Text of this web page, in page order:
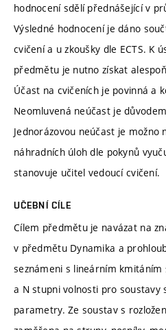
hodnocení sdělí přednášející v
Výsledné hodnocení je dáno
cvičení a u zkoušky dle ECTS. K
předmětu je nutno získat
Účast na cvičeních je povinná a
Neomluvená neúčast je
Jednorázovou neúčast je možno
náhradních úloh dle pokynů
stanovuje učitel vedoucí cvičení.
UČEBNÍ CÍLE
Cílem předmětu je navázat na
v předmětu Dynamika a
seznámeni s lineárním kmitáním
a N stupni volnosti pro soustavy
parametry. Ze soustav s